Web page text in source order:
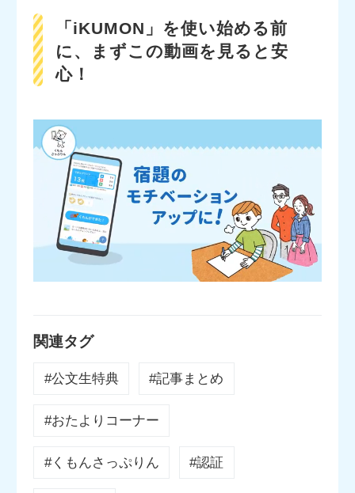
「iKUMON」を使い始める前
に、まずこの動画を見ると安
心！
関連タグ
#公文生特典 #記事まとめ
#おたよりコーナー
#くもんさっぷりん #認証